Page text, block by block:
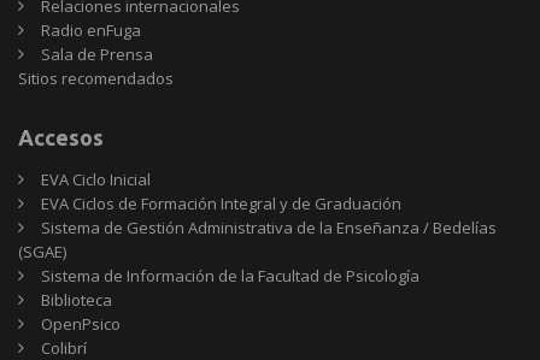
Relaciones internacionales
Radio enFuga
Sala de Prensa
Sitios
Sitios recomendados
Accesos
EVA Ciclo Inicial
EVA Ciclos de Formación Integral y de Graduación
Sistema de Gestión Administrativa de la Enseñanza / Bedelías
(SGAE)
Sistema de Información de la Facultad de Psicología
Biblioteca
OpenPsico
Colibrí